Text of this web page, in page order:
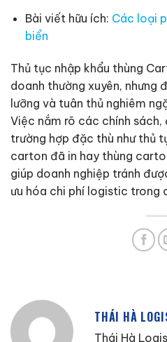
Bài viết hữu ích: Các loại
biển
Thủ tục nhập khẩu thùng
doanh thường xuyên, nhưng
lưỡng và tuân thủ nghiêm
Việc nắm rõ các chính
trường hợp đặc thù như thủ
carton đã in hay thùng
giúp doanh nghiệp tránh
ưu hóa chi phí logistic trong
THÁI HÀ
Thái Hà